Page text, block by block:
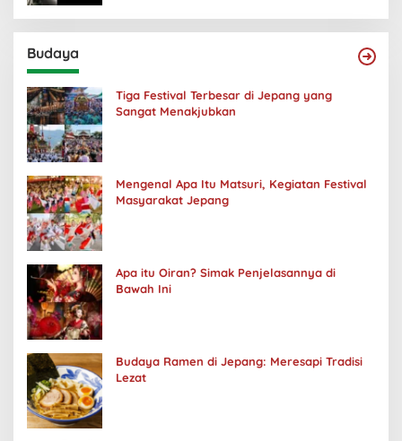
Budaya
Tiga Festival Terbesar di Jepang yang
Sangat Menakjubkan
Mengenal Apa Itu Matsuri, Kegiatan Festival
Masyarakat Jepang
Apa itu Oiran? Simak Penjelasannya di
Bawah Ini
Budaya Ramen di Jepang: Meresapi Tradisi
Lezat